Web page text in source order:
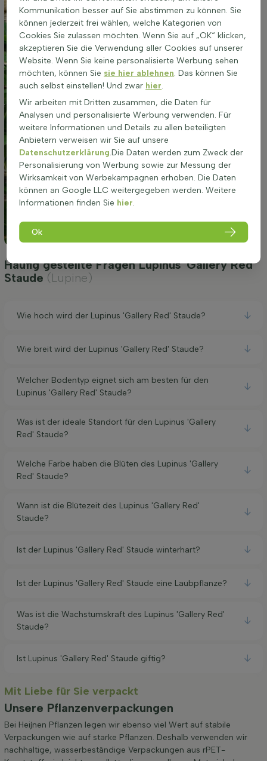
Häufig gestellte Fragen Lupinus 'Gallery Red'
Staude (Lupine)
Wie hoch wird der Lupinus 'Gallery Red' Staude?
Wie breit wird der Lupinus 'Gallery Red' Staude?
Welcher Bodentyp eignet sich am besten für den
Lupinus 'Gallery Red' Staude?
Was ist der ideale Standort für den Lupinus 'Gallery
Red' Staude?
Welche Farbe haben die Blüten des Lupinus 'Gallery
Red' Staude?
Wann ist die Blütezeit des Lupinus 'Gallery Red'
Staude?
Ist der Lupinus 'Gallery Red' Staude winterhart?
Ist der Lupinus 'Gallery Red' Staude eine Laubpflanze?
Was ist die Wachstumskraft des Lupinus 'Gallery Red'
Staude?
Ist Lupinus 'Gallery Red' Staude giftig?
Mit Liebe für Sie verpackt
Unsere Pflanzenverpackungen
Bei Heijnen Pflanzen legen wir ebenso viel Wert auf stabile
Verpackungen wie auf starke Pflanzen. Deshalb verwenden wir
nachhaltige, wasserbeständige Verpackungen aus rPET-
Kommunikation besser auf Sie abstimmen zu können. Sie
können jederzeit frei wählen, welche Kategorien von
Cookies Sie zulassen möchten. Wenn Sie auf „OK“ klicken,
akzeptieren Sie die Verwendung aller Cookies auf unserer
Website. Wenn Sie keine personalisierte Werbung sehen
möchten, können Sie sie hier ablehnen. Das können Sie
auch selbst einstellen! Und zwar hier.
Wir arbeiten mit Dritten zusammen, die Daten für
Analysen und personalisierte Werbung verwenden. Für
weitere Informationen und Details zu allen beteiligten
Anbietern verweisen wir Sie auf unsere
Datenschutzerklärung.Die Daten werden zum Zweck der
Personalisierung von Werbung sowie zur Messung der
Wirksamkeit von Werbekampagnen erhoben. Die Daten
können an Google LLC weitergegeben werden. Weitere
Informationen finden Sie hier.
Ok